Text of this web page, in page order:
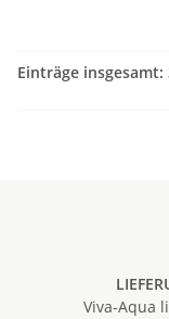
Einträge insgesamt:
Viva-Aqua